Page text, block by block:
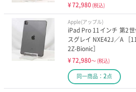
¥72,980 (税込)
Apple(アップル)
iPad Pro 11インチ 第2
スグレイ NXE42J／A ［
2Z-Bionic］
¥72,980～ (税込)
同一商品： 2点